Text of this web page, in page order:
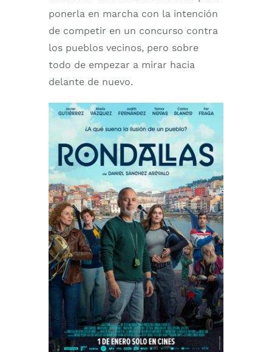
ponerla en marcha con la intención
de competir en un concurso contra
los pueblos vecinos, pero sobre
todo de empezar a mirar hacia
delante de nuevo.